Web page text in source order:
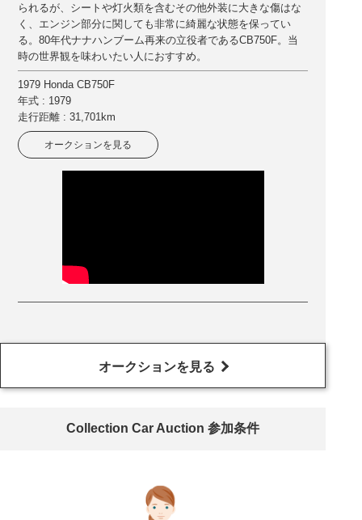
られるが、シートや灯火類を含むその他外装に大きな傷はな
く、エンジン部分に関しても非常に綺麗な状態を保ってい
る。80年代ナナハンブーム再来の立役者であるCB750F。当
時の世界観を味わいたい人におすすめ。
1979 Honda CB750F
年式 : 1979
走行距離 : 31,701km
オークションを見る
オークションを見る
Collection Car Auction 参加条件